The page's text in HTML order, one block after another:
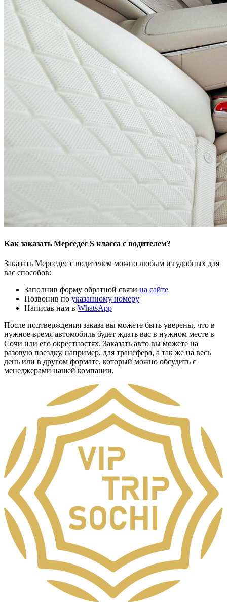
Как заказать Мерседес S класса с водителем?
Заказать Мерседес с водителем можно любым из удобных для
вас способов:
Заполнив форму обратной связи на сайте
Позвонив по указанному номеру
Написав нам в WhatsApp
После подтверждения заказа вы можете быть уверены, что в
нужное время автомобиль будет ждать вас в нужном месте в
Сочи или его окрестностях. Заказать авто вы можете на
разовую поездку, например, для трансфера, а так же на весь
день или в другом формате, который можно обсудить с
менеджерами нашей компании.